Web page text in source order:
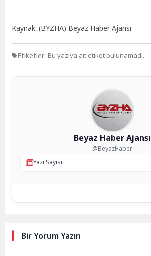
Kaynak: (BYZHA) Beyaz Haber Ajansı
Etiketler :Bu yazıya ait etiket bulunamadı.
Beyaz Haber Ajansı
@BeyazHaber
Yazı Sayısı
Bir Yorum Yazın